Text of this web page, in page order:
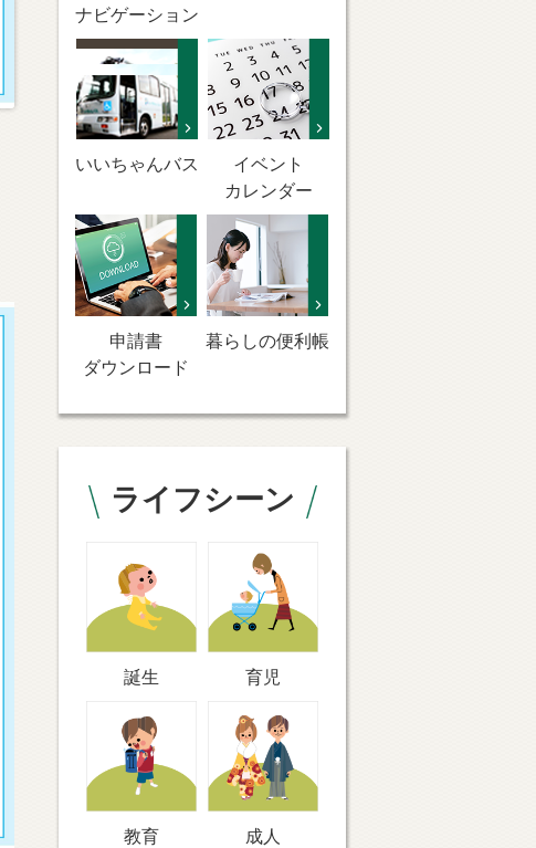
ナビゲーション
いいちゃんバス
イベント
カレンダー
申請書
ダウンロード
暮らしの便利帳
ライフシーン
誕生 育児
教育 成人